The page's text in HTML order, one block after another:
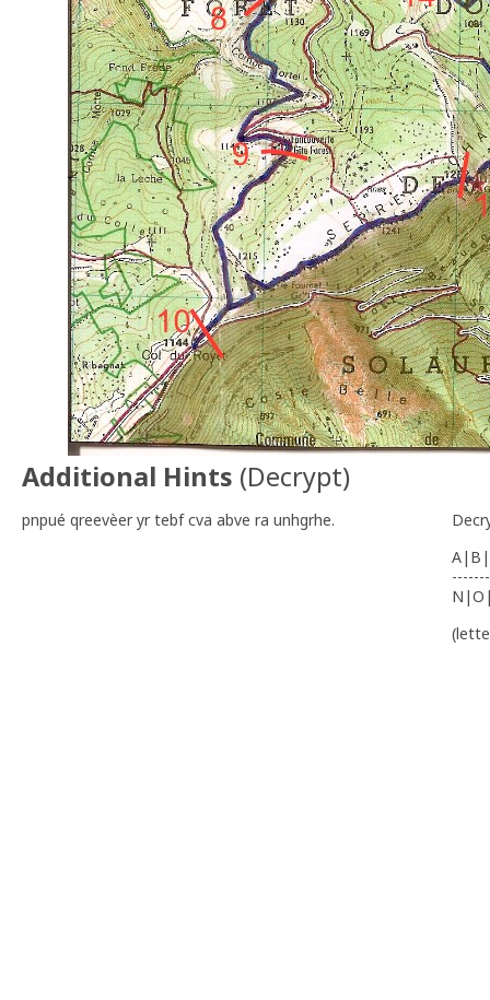
Additional Hints (Decrypt)
pnpué qreevèer yr tebf cva abve ra unhgrhe.